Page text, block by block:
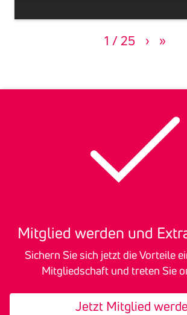
1 / 25
Nächste
›
Letzte
»
Mitglied werden und
Sichern Sie sich jetzt die Vorteile
Mitgliedschaft und treten Sie
Jetzt Mitglied